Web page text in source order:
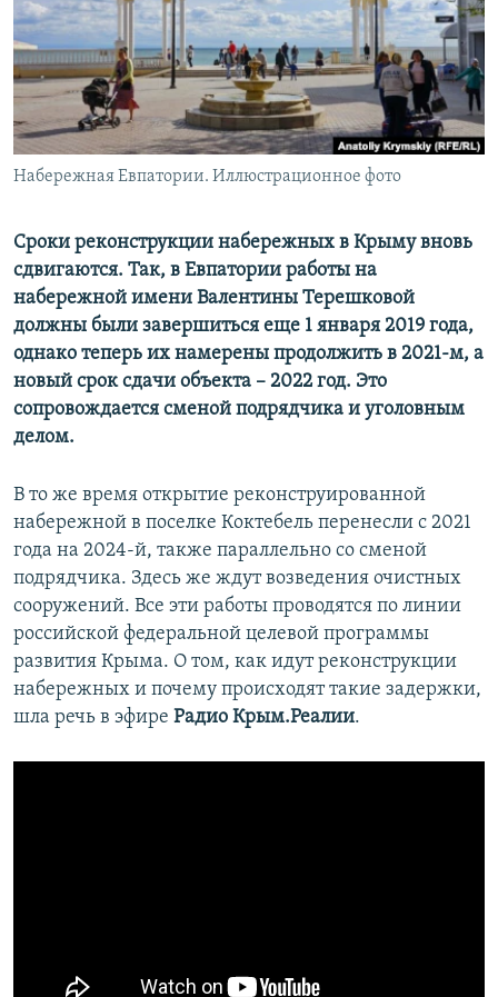
ПОБЕДИТЕЛЕЙ НЕ СУДЯТ?
КРЫМ.НЕПОКОРЕННЫЙ
ELIFBE
УКРАИНСКАЯ ПРОБЛЕМА КРЫМА
ПРИСОЕДИНЯЙТЕСЬ!
Все сайты RFE/RL
Набережная Евпатории. Иллюстрационное фото
Сроки реконструкции набережных в Крыму вновь
сдвигаются. Так, в Евпатории работы на
набережной имени Валентины Терешковой
должны были завершиться еще 1 января 2019 года,
однако теперь их намерены продолжить в 2021-м, а
новый срок сдачи объекта – 2022 год. Это
сопровождается сменой подрядчика и уголовным
делом.
В то же время открытие реконструированной
набережной в поселке Коктебель перенесли с 2021
года на 2024-й, также параллельно со сменой
подрядчика. Здесь же ждут возведения очистных
сооружений. Все эти работы проводятся по линии
российской федеральной целевой программы
развития Крыма. О том, как идут реконструкции
набережных и почему происходят такие задержки,
шла речь в эфире Радио Крым.Реалии.